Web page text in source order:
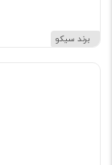
برند سیکو